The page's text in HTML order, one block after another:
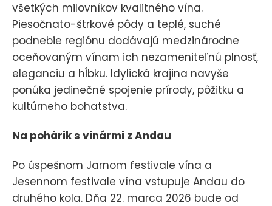
všetkých milovníkov kvalitného vína.
Piesočnato-štrkové pôdy a teplé, suché
podnebie regiónu dodávajú medzinárodne
oceňovaným vínam ich nezameniteľnú plnosť,
eleganciu a hĺbku. Idylická krajina navyše
ponúka jedinečné spojenie prírody, pôžitku a
kultúrneho bohatstva.
Na pohárik s vinármi z Andau
Po úspešnom Jarnom festivale vína a
Jesennom festivale vína vstupuje Andau do
druhého kola. Dňa 22. marca 2026 bude od